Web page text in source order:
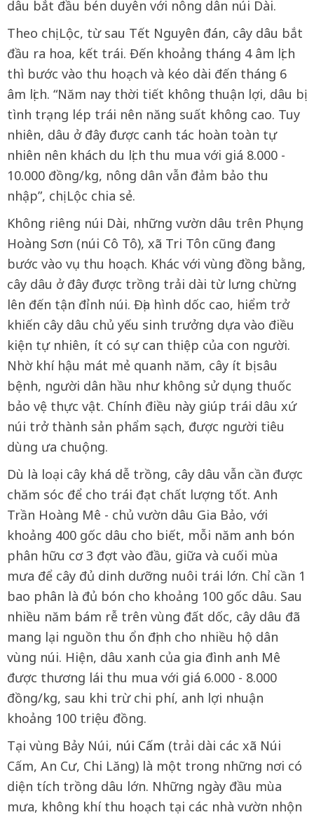
dâu bắt đầu bén duyên với nông dân núi Dài.
Theo chị Lộc, từ sau Tết Nguyên đán, cây dâu bắt
đầu ra hoa, kết trái. Đến khoảng tháng 4 âm lịch
thì bước vào thu hoạch và kéo dài đến tháng 6
âm lịch. “Năm nay thời tiết không thuận lợi, dâu bị
tình trạng lép trái nên năng suất không cao. Tuy
nhiên, dâu ở đây được canh tác hoàn toàn tự
nhiên nên khách du lịch thu mua với giá 8.000 -
10.000 đồng/kg, nông dân vẫn đảm bảo thu
nhập”, chị Lộc chia sẻ.
Không riêng núi Dài, những vườn dâu trên Phụng
Hoàng Sơn (núi Cô Tô), xã Tri Tôn cũng đang
bước vào vụ thu hoạch. Khác với vùng đồng bằng,
cây dâu ở đây được trồng trải dài từ lưng chừng
lên đến tận đỉnh núi. Địa hình dốc cao, hiểm trở
khiến cây dâu chủ yếu sinh trưởng dựa vào điều
kiện tự nhiên, ít có sự can thiệp của con người.
Nhờ khí hậu mát mẻ quanh năm, cây ít bị sâu
bệnh, người dân hầu như không sử dụng thuốc
bảo vệ thực vật. Chính điều này giúp trái dâu xứ
núi trở thành sản phẩm sạch, được người tiêu
dùng ưa chuộng.
Dù là loại cây khá dễ trồng, cây dâu vẫn cần được
chăm sóc để cho trái đạt chất lượng tốt. Anh
Trần Hoàng Mê - chủ vườn dâu Gia Bảo, với
khoảng 400 gốc dâu cho biết, mỗi năm anh bón
phân hữu cơ 3 đợt vào đầu, giữa và cuối mùa
mưa để cây đủ dinh dưỡng nuôi trái lớn. Chỉ cần 1
bao phân là đủ bón cho khoảng 100 gốc dâu. Sau
nhiều năm bám rễ trên vùng đất dốc, cây dâu đã
mang lại nguồn thu ổn định cho nhiều hộ dân
vùng núi. Hiện, dâu xanh của gia đình anh Mê
được thương lái thu mua với giá 6.000 - 8.000
đồng/kg, sau khi trừ chi phí, anh lợi nhuận
khoảng 100 triệu đồng.
Tại vùng Bảy Núi, núi Cấm (trải dài các xã Núi
Cấm, An Cư, Chi Lăng) là một trong những nơi có
diện tích trồng dâu lớn. Những ngày đầu mùa
mưa, không khí thu hoạch tại các nhà vườn nhộn